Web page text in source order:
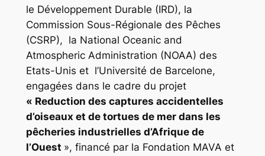
le Développement Durable (IRD), la
Commission Sous-Régionale des Pêches
(CSRP), la National Oceanic and
Atmospheric Administration (NOAA) des
Etats-Unis et l’Université de Barcelone,
engagées dans le cadre du projet
« Reduction des captures accidentelles
d’oiseaux et de tortues de mer dans les
pêcheries industrielles d’Afrique de
l’Ouest », financé par la Fondation MAVA et